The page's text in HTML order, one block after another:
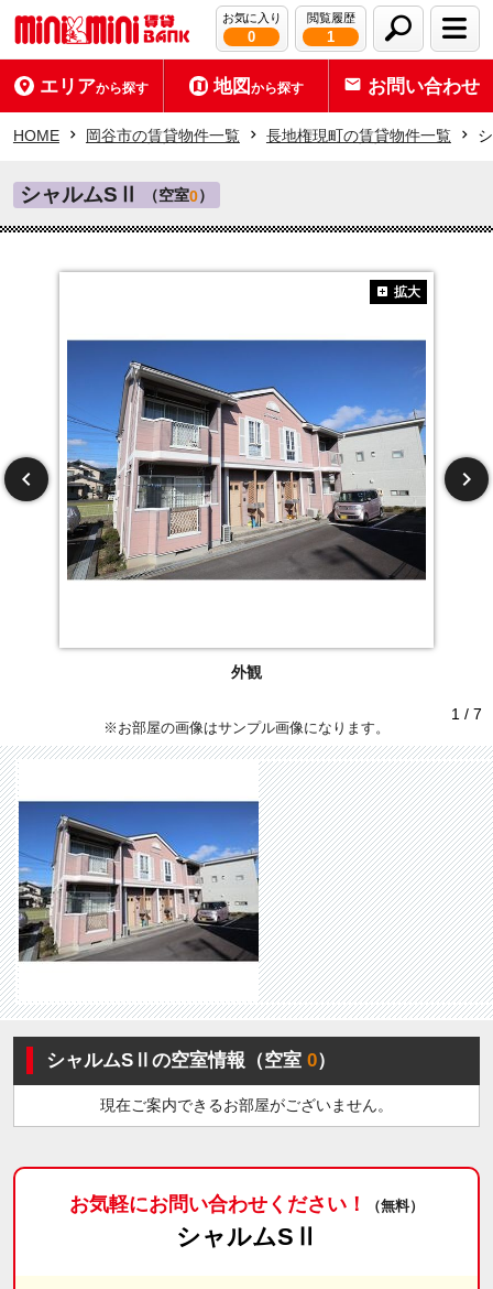
お気に入り
0
閲覧履歴
1
エリアから探す 地図から探す お問い合わせ
HOME 岡谷市の賃貸物件一覧 長地権現町の賃貸物件一覧
シャルムSⅡ （空室0）
外観
拡大
1 / 7
※お部屋の画像はサンプル画像になります。
シャルムSⅡの空室情報（空室0）
現在ご案内できるお部屋がございません。
お気軽にお問い合わせください！ （無料）
シャルムSⅡ